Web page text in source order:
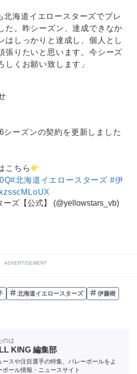
北海道イエロースターズでプレ
た。昨シーズン、達成できなか
はしっかりと達成し、個人とし
張りたいと思います。今シーズ
しくお願い致します」
ーズンの契約を更新しました
こちら
#北海道イエロースターズ #伊
ズ【公式】 (@yellowstars_vb)
ADVERTISEMENT
北海道イエロースターズ
伊藤樹
のは
KING 編集部
ースや注目選手の特集、バレーボールをよ
ボール情報・ニュースサイト